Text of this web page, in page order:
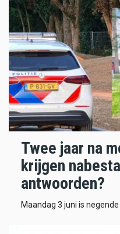
Twee jaar na
krijgen
antwoorden?
Maandag 3 juni is